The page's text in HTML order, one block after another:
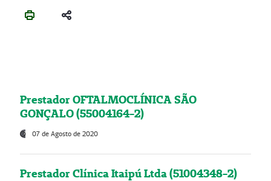
Prestador OFTALMOCLÍNICA SÃO
GONÇALO (55004164-2)
07 de Agosto de 2020
Prestador Clínica Itaipú Ltda (51004348-2)